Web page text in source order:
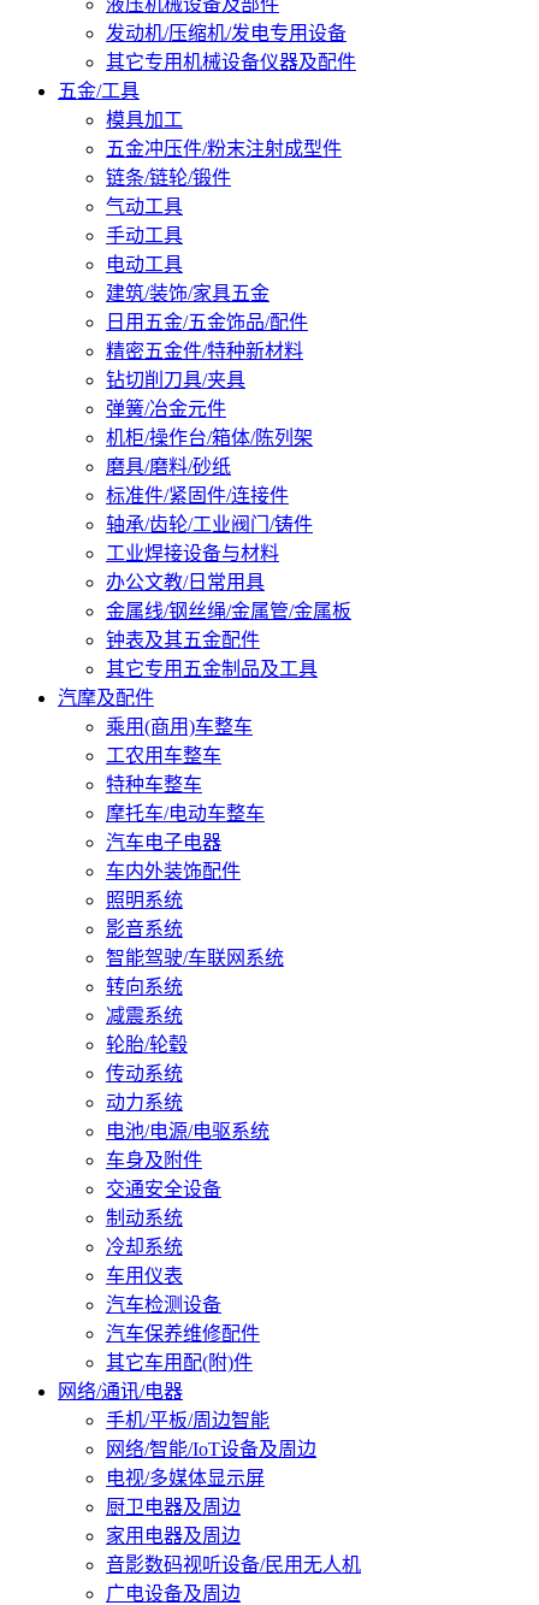
液压机械设备及部件
发动机/压缩机/发电专用设备
其它专用机械设备仪器及配件
五金/工具
模具加工
五金冲压件/粉末注射成型件
链条/链轮/锻件
气动工具
手动工具
电动工具
建筑/装饰/家具五金
日用五金/五金饰品/配件
精密五金件/特种新材料
钻切削刀具/夹具
弹簧/冶金元件
机柜/操作台/箱体/陈列架
磨具/磨料/砂纸
标准件/紧固件/连接件
轴承/齿轮/工业阀门/铸件
工业焊接设备与材料
办公文教/日常用具
金属线/钢丝绳/金属管/金属板
钟表及其五金配件
其它专用五金制品及工具
汽摩及配件
乘用(商用)车整车
工农用车整车
特种车整车
摩托车/电动车整车
汽车电子电器
车内外装饰配件
照明系统
影音系统
智能驾驶/车联网系统
转向系统
减震系统
轮胎/轮毂
传动系统
动力系统
电池/电源/电驱系统
车身及附件
交通安全设备
制动系统
冷却系统
车用仪表
汽车检测设备
汽车保养维修配件
其它车用配(附)件
网络/通讯/电器
手机/平板/周边智能
网络/智能/IoT设备及周边
电视/多媒体显示屏
厨卫电器及周边
家用电器及周边
音影数码视听设备/民用无人机
广电设备及周边